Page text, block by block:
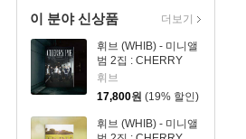
이 분야 신상품
휘브 (WHIB) - 미니앨
범 2집 : CHERRY
PIE [MIDNIGHT ver.]
휘브
17,800원 (19% 할인)
휘브 (WHIB) - 미니앨
더보기